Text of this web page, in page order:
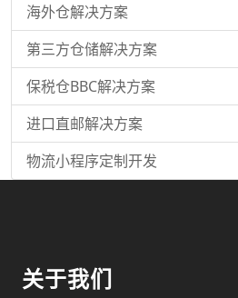
海外仓解决方案
第三方仓储解决方案
保税仓BBC解决方案
进口直邮解决方案
物流小程序定制开发
关于我们